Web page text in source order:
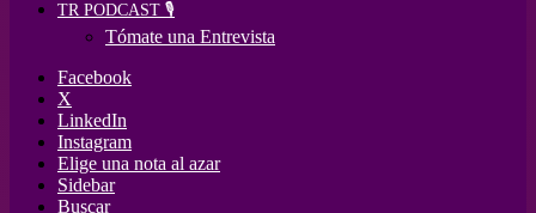
TR PODCAST 🎙️
Tómate una Entrevista
Facebook
X
LinkedIn
Instagram
Elige una nota al azar
Sidebar
Buscar